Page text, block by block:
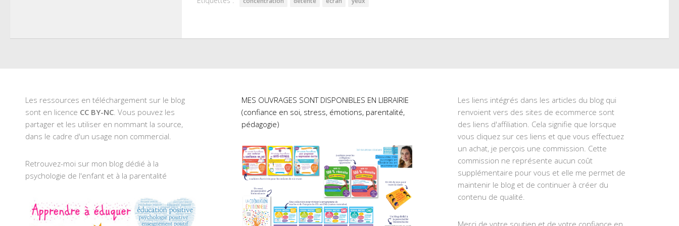
Les ressources en téléchargement sur le blog
sont en licence CC BY-NC . Vous pouvez les
partager et les utiliser en nommant la source,
dans le cadre d'un usage non commercial.
Retrouvez-moi sur mon blog dédié à la
psychologie de l'enfant et à la parentalité
MES OUVRAGES SONT DISPONIBLES EN LIBRAIRIE
(confiance en soi, stress, émotions, parentalité,
pédagogie)
Les liens intégrés dans les articles du blog qui
renvoient vers des sites de ecommerce sont
des liens d'affiliation. Cela signifie que lorsque
vous cliquez sur ces liens et que vous effectuez
un achat, je perçois une commission. Cette
commission ne représente aucun coût
supplémentaire pour vous et elle me permet de
maintenir le blog et de continuer à créer du
contenu de qualité.
Merci de votre soutien et de votre confiance en